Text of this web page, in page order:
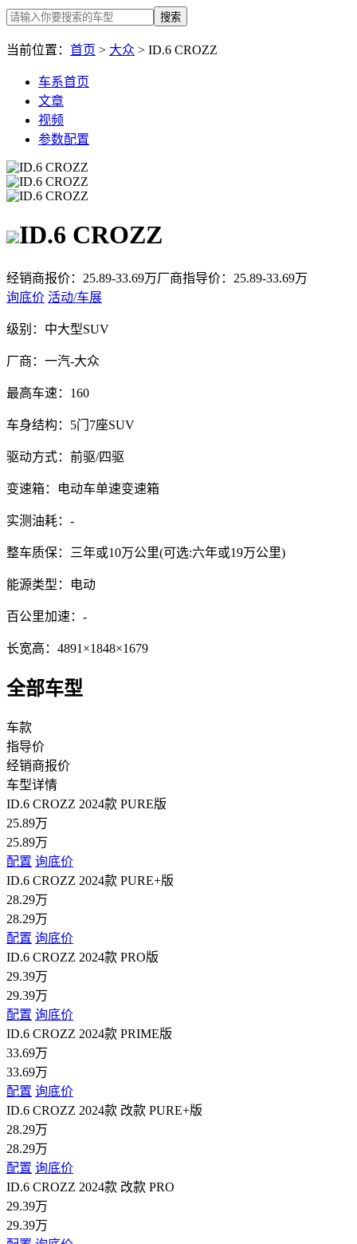
搜索
当前位置： 首页 > 大众 > ID.6 CROZZ
车系首页
文章
视频
参数配置
ID.6 CROZZ
经销商报价： 25.89-33.69万厂商指导价： 25.89-33.69万
询底价 活动/车展
级别： 中大型SUV
厂商： 一汽-大众
最高车速： 160
车身结构： 5门7座SUV
驱动方式： 前驱/四驱
变速箱： 电动车单速变速箱
实测油耗： -
整车质保： 三年或10万公里(可选:六年或19万公里)
能源类型： 电动
百公里加速： -
长宽高： 4891×1848×1679
全部车型
车款
指导价
经销商报价
车型详情
ID.6 CROZZ 2024款 PURE版
25.89万
25.89万
配置 询底价
ID.6 CROZZ 2024款 PURE+版
28.29万
28.29万
配置 询底价
ID.6 CROZZ 2024款 PRO版
29.39万
29.39万
配置 询底价
ID.6 CROZZ 2024款 PRIME版
33.69万
33.69万
配置 询底价
ID.6 CROZZ 2024款 改款 PURE+版
28.29万
28.29万
配置 询底价
ID.6 CROZZ 2024款 改款 PRO
29.39万
29.39万